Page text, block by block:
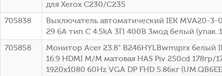
для Xerox C230/С235
705838
Выключатель автоматический IEK MVA20-3-
29 6A тип C 4.5kA 3П 400В 3мод белый
705858
Монитор Acer 23.8" B246HYLBwmiprx белый
16:9 HDMI M/M матовая HAS Piv 250cd 178гр/
1920x1080 60Hz VGA DP FHD 5.86кг